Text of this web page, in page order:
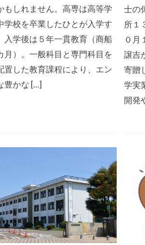
もしれません。高専は高等学
学校を卒業したひとが入学す
入学後は５年一貫教育（商船
月）。一般科目と専門科目を
置した教育課程により、エン
豊かな […]
士の
所１
０月
譲吉
寄贈
学実
開発